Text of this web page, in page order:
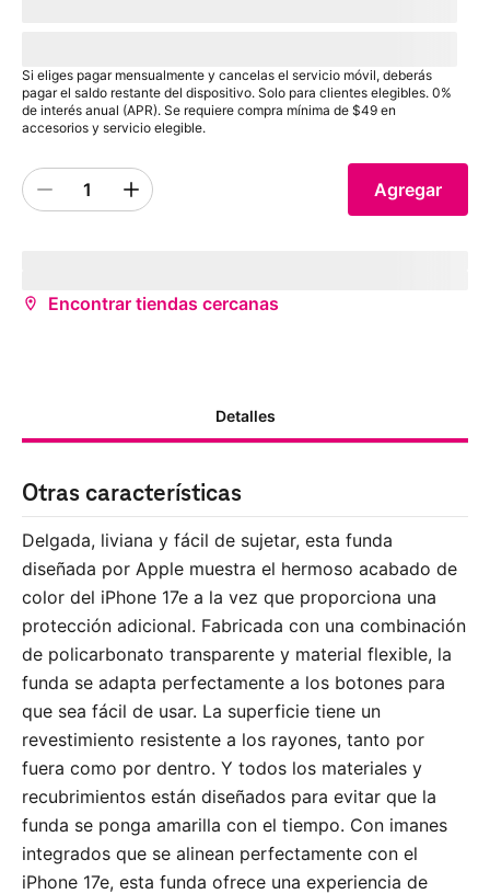
Si eliges pagar mensualmente y cancelas el servicio móvil, deberás
pagar el saldo restante del dispositivo. Solo para clientes elegibles. 0%
de interés anual (APR). Se requiere compra mínima de $49 en
accesorios y servicio elegible.
1
Quantity 1
Agregar
Encontrar tiendas cercanas
Detalles
Otras características
Delgada, liviana y fácil de sujetar, esta funda
diseñada por Apple muestra el hermoso acabado de
color del iPhone 17e a la vez que proporciona una
protección adicional. Fabricada con una combinación
de policarbonato transparente y material flexible, la
funda se adapta perfectamente a los botones para
que sea fácil de usar. La superficie tiene un
revestimiento resistente a los rayones, tanto por
fuera como por dentro. Y todos los materiales y
recubrimientos están diseñados para evitar que la
funda se ponga amarilla con el tiempo. Con imanes
integrados que se alinean perfectamente con el
iPhone 17e, esta funda ofrece una experiencia de